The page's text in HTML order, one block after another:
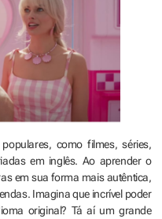
como filmes, séries,
em inglês. Ao aprender o
em sua forma mais autêntica,
Imagina que incrível poder
original? Tá aí um grande